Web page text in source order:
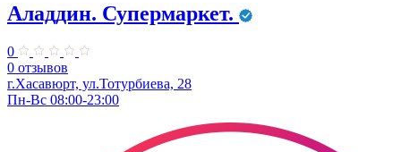
Аладдин. Супермаркет.
0
0 отзывов
г.Хасавюрт, ул.Тотурбиева, 28
Пн-Вс 08:00-23:00